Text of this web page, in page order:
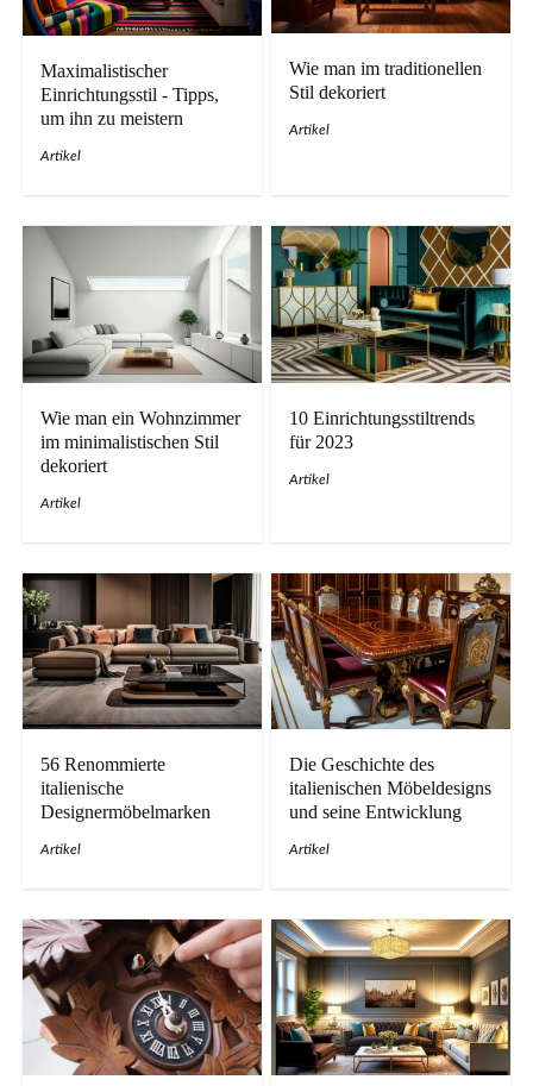
Maximalistischer
Einrichtungsstil - Tipps,
um ihn zu meistern
Artikel
Wie man im traditionellen
Stil dekoriert
Artikel
Wie man ein Wohnzimmer
im minimalistischen Stil
dekoriert
Artikel
10 Einrichtungsstiltrends
für 2023
Artikel
56 Renommierte
italienische
Designermöbelmarken
Artikel
Die Geschichte des
italienischen Möbeldesigns
und seine Entwicklung
Artikel